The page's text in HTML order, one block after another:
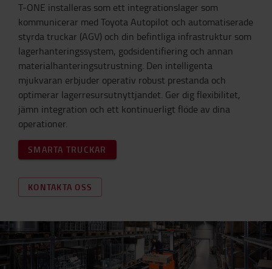
T-ONE installeras som ett integrationslager som
kommunicerar med Toyota Autopilot och automatiserade
styrda truckar (AGV) och din befintliga infrastruktur som
lagerhanteringssystem, godsidentifiering och annan
materialhanteringsutrustning. Den intelligenta
mjukvaran erbjuder operativ robust prestanda och
optimerar lagerresursutnyttjandet. Ger dig flexibilitet,
jämn integration och ett kontinuerligt flöde av dina
operationer.
SMARTA TRUCKAR
KONTAKTA OSS